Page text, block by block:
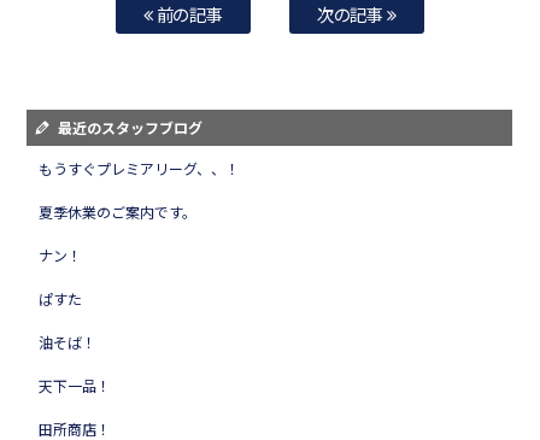
前の記事 次の記事
最近のスタッフブログ
もうすぐプレミアリーグ、、！
夏季休業のご案内です。
ナン！
ぱすた
油そば！
天下一品！
田所商店！